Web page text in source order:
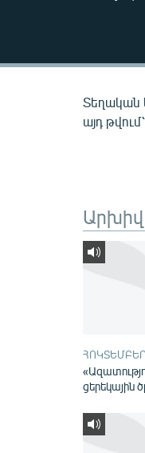
Տեղական
այդ
Արխիվ
ցերեկային